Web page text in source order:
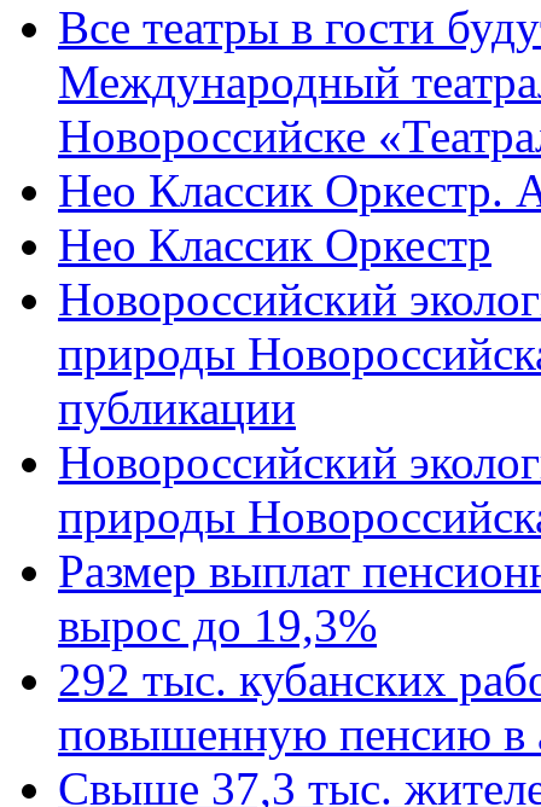
Все театры в гости
Международный
Новороссийске
Нео Классик Оркестр.
Нео Классик Оркестр
Новороссийский
природы
публикации
Новороссийский
природы
Размер выплат
вырос до 19,3%
292 тыс. кубанских
повышенную пенсию в
Свыше 37,3 тыс.